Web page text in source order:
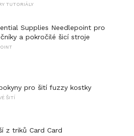
TUTORIÁLY
Supplies Needlepoint pro
a pokročilé šicí stroje
pro šití fuzzy kostky
ŠITÍ
z triků Card Card